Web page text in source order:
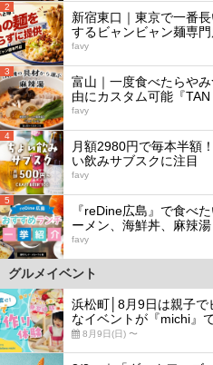
2
新宿東口｜東京で一番
するビャンビャン麺専門
favy
3
富山｜一度食べたらや
由にカスタム可能『TAN
favy
4
月額2980円で毎本半額
い飲みサブスクに注目
favy
5
『reDine広島』で食べ
ーメン、海鮮丼、麻辣湯
favy
グルメイベント
浜松町│8月9日は親子
なイベントが『michi』
8月9日(日) 〜